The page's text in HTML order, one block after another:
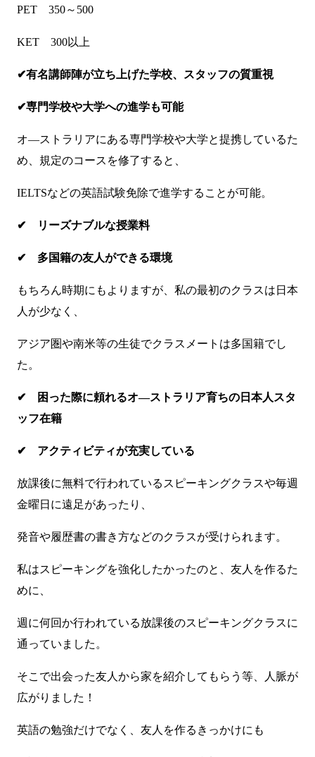
PET 350～500
KET 300以上
✔有名講師陣が立ち上げた学校、スタッフの質重視
✔専門学校や大学への進学も可能
オ―ストラリアにある専門学校や大学と提携しているた
め、規定のコースを修了すると、
IELTSなどの英語試験免除で進学することが可能。
✔ リーズナブルな授業料
✔ 多国籍の友人ができる環境
もちろん時期にもよりますが、私の最初のクラスは日本
人が少なく、
アジア圏や南米等の生徒でクラスメートは多国籍でし
た。
✔ 困った際に頼れるオ―ストラリア育ちの日本人スタ
ッフ在籍
✔ アクティビティが充実している
放課後に無料で行われているスピーキングクラスや毎週
金曜日に遠足があったり、
発音や履歴書の書き方などのクラスが受けられます。
私はスピーキングを強化したかったのと、友人を作るた
めに、
週に何回か行われている放課後のスピーキングクラスに
通っていました。
そこで出会った友人から家を紹介してもらう等、人脈が
広がりました！
英語の勉強だけでなく、友人を作るきっかけにも